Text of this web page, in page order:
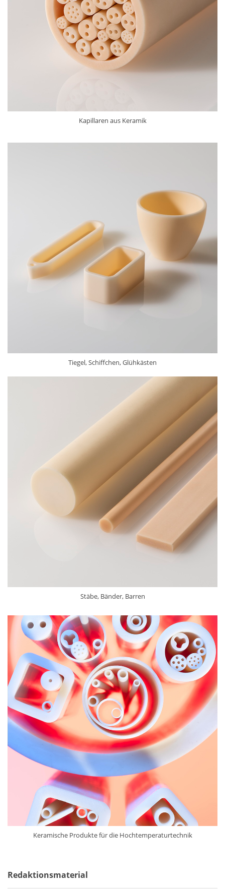
Kapillaren aus Keramik
Tiegel, Schiffchen, Glühkästen
Stäbe, Bänder, Barren
Keramische Produkte für die Hochtemperaturtechnik
Redaktionsmaterial